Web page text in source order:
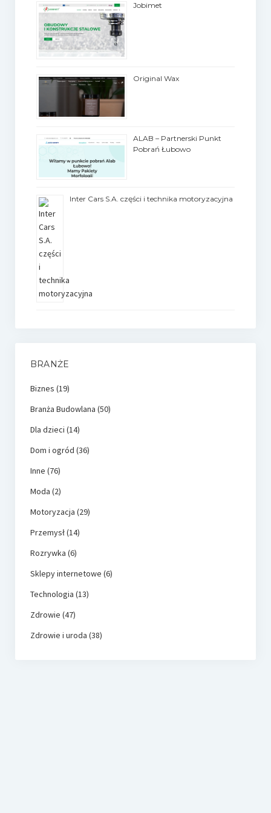
Jobimet
Original Wax
ALAB – Partnerski Punkt
Pobrań Łubowo
Inter Cars S.A. części i technika motoryzacyjna
BRANŻE
Biznes (19)
Branża Budowlana (50)
Dla dzieci (14)
Dom i ogród (36)
Inne (76)
Moda (2)
Motoryzacja (29)
Przemysł(14)
Rozrywka (6)
Sklepy internetowe (6)
Technologia (13)
Zdrowie (47)
Zdrowie i uroda (38)